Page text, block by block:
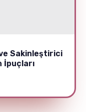
Sakinleştirici
İpuçları